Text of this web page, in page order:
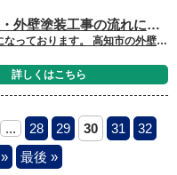
高知市 屋根・外壁塗装工事の流れについて
いつもお世話になっております。 高知市の外壁＆屋根塗装専門店キタペンショールーム営業、森本です。 最近は朝晩も気温が高く、だんだんと夏が近づいてきているのを実感します。 さて、今回は塗装工事の流れについて軽くお話させていただきます！ ① 【足場設置】 ② 【高圧洗浄（屋根・外壁等の水洗い）】 ③ 【シーリング打ち替え】 ⇓⇓⇓⇓ ④ 【屋根・外壁塗装】 ⇓⇓⇓⇓⇓⇓⇓ ⑤ 【付帯部塗装】 ⑨ 【足場撤去】 簡単な写真にはなりますが、大まかな流れはこの順番で進んでいきます！ 塗装工事がどういったことをするか分からないという方は、こちらの写真でイメージできやすいかと思います！ 現地調査や見積りは全て無料になりますので、お気軽に北村塗装店ショールームまでお問合せ下さい！ それでは、高知で塗装と雨漏りのことなら、地域No.1実績の北村塗装店におまかせください。 外壁塗装&屋根塗装をご検討中の方はまず、無料見積のお申し込みをお待ちしております↓↓↓ お問い合わせ・お見積依頼はこちら お家の塗装でお悩みの方は、ショールームにご来店で塗料の原材料をチェックしませんか？↓↓↓ ショールームご来店予約はこちら！WEB予約限定QUOカードプレゼント☆ 施工後のイメージを知りたい方は、他のお客様の施工事例をぜひご覧ください↓↓↓ キタペンの施工事例はこちら！随時更新中☆ 外壁塗装・屋根塗装の料金を知りたい方へ↓↓↓ 塗装商品メニューはこちら！新商品更新中☆ キタペンで施工された大切なお客様の声↓↓↓ 北村塗装店のお客様の声一覧
詳しくはこちら
... 28 29 30 31
32
» 最後 »